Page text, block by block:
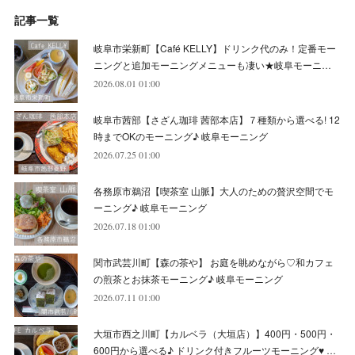
(5
(7)
(10
( 6)
(10)
(6
(5)
(6)
(8)
(7
(9)
(4)
(6)
(7
(11)
(7)
(9)
(2)
(7
(7)
(5)
(1)
(8)
(4)
(7)
(4)
(5)
(4)
(4)
(10)
(10)
(6)
(7)
(8)
(7)
(6)
(5)
(6)
(8)
(8)
(5)
(8)
(8)
(8)
(9)
(9)
(9)
(7)
(11)
(10)
(10)
(12)
(16)
(9)
(13)
(8)
(6)
(12)
記事一覧
岐阜市栄新町【Café KELLY】ドリンク代のみ！定番モー
ニングと追加モーニングメニューも凄い★岐阜モーニ…
2026.08.01 01:00
岐阜市茜部【さざん珈琲 茜部本店】７種類から選べる! 12
時までOKのモーニング♪ 岐阜モーニング
2026.07.25 01:00
各務原市鵜沼【喫茶室 山脈】大人のための贅沢空間でモ
ーニング♪ 岐阜モーニング
2026.07.18 01:00
関市武芸川町【森の茶や】 お庭を眺めながら♡和カフェ
の煎茶とお抹茶モーニング♪ 岐阜モーニング
2026.07.11 01:00
大垣市西之川町【カルベラ（大垣店）】400円・500円・
600円から選べる♪ ドリンク付きフルーツモーニング♥ …